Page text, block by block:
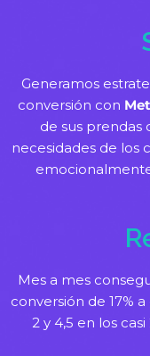
Generamos
conversión con
de sus prendas
necesidades de los
Mes a mes
conversión de 17%
2 y 4,5 en los